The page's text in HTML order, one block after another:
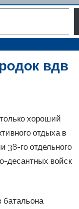
вдв
хороший
отдыха в
38-го отдельного
десантных войск
батальона